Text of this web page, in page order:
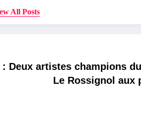
All Posts
: Deux artistes champions
Le Rossignol aux